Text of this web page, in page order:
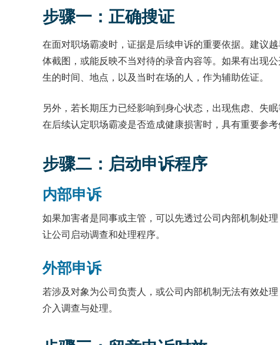
步骤一：正确搜证
在面对职场霸凌时，证据是后续申诉的重要依据。建议
体截图，或能反映不当对待的录音内容等。如果有出现
生的时间、地点，以及当时在场的人，作为辅助佐证。
另外，若长期压力已经影响到身心状态，出现焦虑、失
在后续认定职场霸凌是否造成健康损害时，具有重要参考
步骤二：启动申诉程序
内部申诉
如果加害者是同事或主管，可以先透过公司内部机制处
让公司启动调查和处理程序。
外部申诉
若涉及对象为公司负责人，或公司内部机制无法有效处
介入调查与处理。